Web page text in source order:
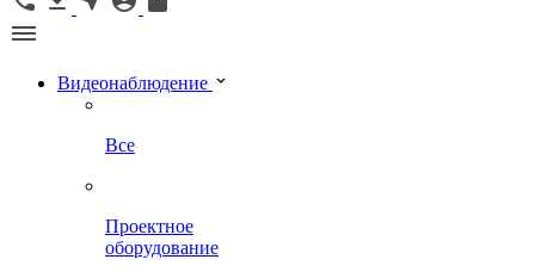
Видеонаблюдение
Все
Проектное
оборудование